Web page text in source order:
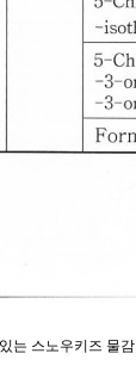
는 스노우키즈 물감